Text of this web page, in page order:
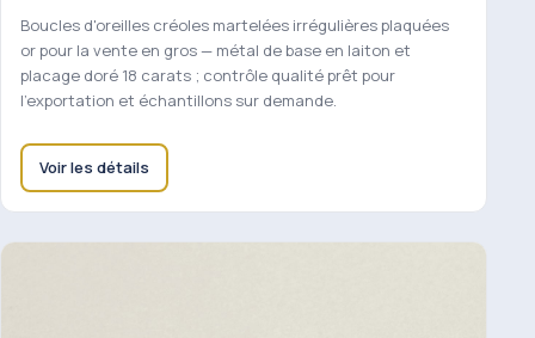
Boucles d'oreilles créoles martelées irrégulières plaquées
or pour la vente en gros — métal de base en laiton et
placage doré 18 carats ; contrôle qualité prêt pour
l'exportation et échantillons sur demande.
Voir les détails